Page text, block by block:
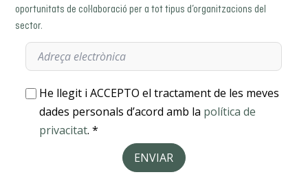
oportunitats de col·laboració per a tot tipus d’organitzacions del
sector.